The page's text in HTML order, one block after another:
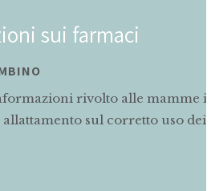
farmaci
rivolto alle mamme in
sul corretto uso dei